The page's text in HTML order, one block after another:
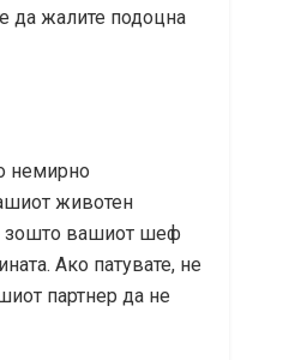
да жалите подоцна
немирно
животен
зошто вашиот шеф
Ако патувате, не
партнер да не